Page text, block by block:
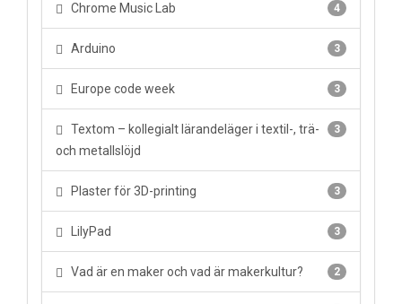
4
Chrome Music Lab
3
Arduino
3
Europe code week
3
Textom – kollegialt lärandeläger i textil-, trä-
och metallslöjd
3
Plaster för 3D-printing
3
LilyPad
2
Vad är en maker och vad är makerkultur?